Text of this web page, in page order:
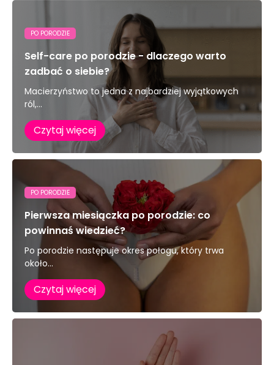
PO PORODZIE
Self-care po porodzie - dlaczego warto
zadbać o siebie?
Macierzyństwo to jedna z najbardziej wyjątkowych
ról,...
Czytaj więcej
PO PORODZIE
Pierwsza miesiączka po porodzie: co
powinnaś wiedzieć?
Po porodzie następuje okres połogu, który trwa
około...
Czytaj więcej